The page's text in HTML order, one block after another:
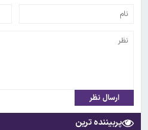
ارسال نظر
پربیننده ترین